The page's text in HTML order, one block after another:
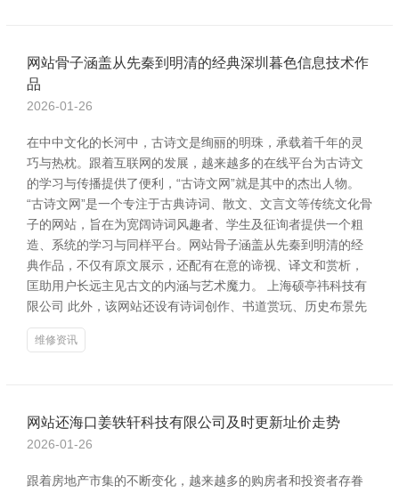
网站骨子涵盖从先秦到明清的经典深圳暮色信息技术作
品
2026-01-26
在中中文化的长河中，古诗文是绚丽的明珠，承载着千年的灵
巧与热枕。跟着互联网的发展，越来越多的在线平台为古诗文
的学习与传播提供了便利，“古诗文网”就是其中的杰出人物。
“古诗文网”是一个专注于古典诗词、散文、文言文等传统文化骨
子的网站，旨在为宽阔诗词风趣者、学生及征询者提供一个粗
造、系统的学习与同样平台。网站骨子涵盖从先秦到明清的经
典作品，不仅有原文展示，还配有在意的谛视、译文和赏析，
匡助用户长远主见古文的内涵与艺术魔力。 上海硕亭祎科技有
限公司 此外，该网站还设有诗词创作、书道赏玩、历史布景先
维修资讯
网站还海口姜轶轩科技有限公司及时更新址价走势
2026-01-26
跟着房地产市集的不断变化，越来越多的购房者和投资者存眷